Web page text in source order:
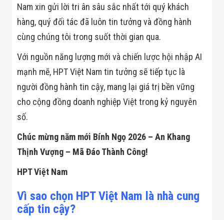
Nam xin gửi lời tri ân sâu sắc nhất tới quý khách
hàng, quý đối tác đã luôn tin tưởng và đồng hành
cùng chúng tôi trong suốt thời gian qua.
Với nguồn năng lượng mới và chiến lược hội nhập AI
mạnh mẽ, HPT Việt Nam tin tưởng sẽ tiếp tục là
người đồng hành tin cậy, mang lại giá trị bền vững
cho cộng đồng doanh nghiệp Việt trong kỷ nguyên
số.
Chúc mừng năm mới Bính Ngọ 2026 – An Khang
Thịnh Vượng – Mã Đáo Thành Công!
HPT Việt Nam
Vì sao chọn HPT Việt Nam là nhà cung
cấp tin cậy?